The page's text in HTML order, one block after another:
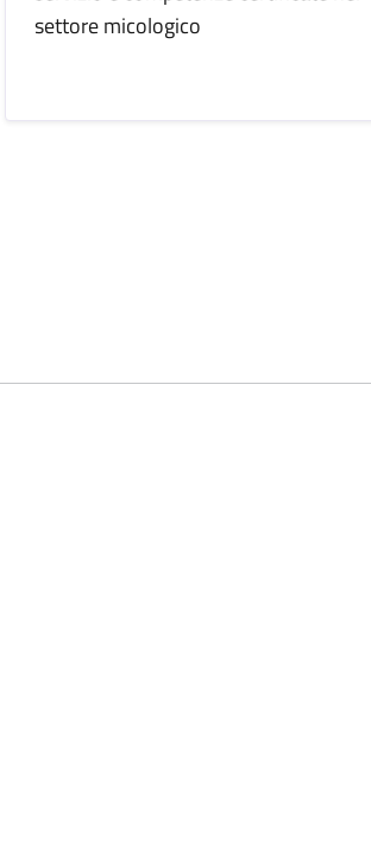
settore micologico